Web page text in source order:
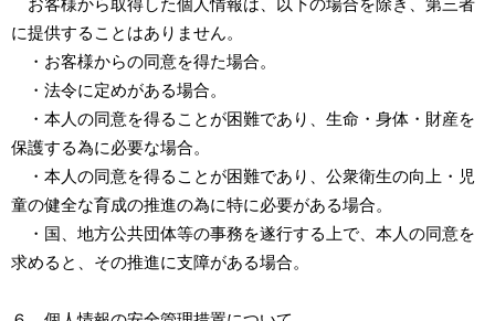
に提供することはありません。
・お客様からの同意を得た場合。
・法令に定めがある場合。
・本人の同意を得ることが困難であり、生命・身体・財産を
保護する為に必要な場合。
・本人の同意を得ることが困難であり、公衆衛生の向上・児
童の健全な育成の推進の為に特に必要がある場合。
・国、地方公共団体等の事務を遂行する上で、本人の同意を
求めると、その推進に支障がある場合。